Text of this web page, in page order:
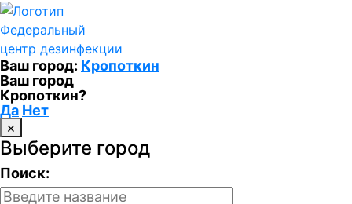
Федеральный
центр дезинфекции
Ваш город: Кропоткин
Ваш город
Кропоткин?
Да Нет
×
Выберите город
Поиск: